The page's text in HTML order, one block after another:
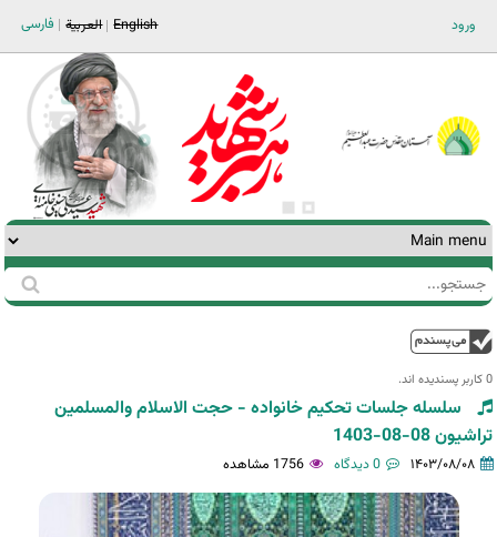
ورود فارسی العربية English
فرم
جستجو
جستجو
0 کاربر پسندیده اند.‎
سلسله جلسات تحکیم خانواده - حجت الاسلام والمسلمین
تراشیون 08-08-1403
۱۴۰۳/۰۸/۰۸ 0 دیدگاه 1756 مشاهده